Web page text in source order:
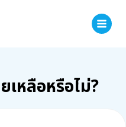
เหลือหรือไม่?